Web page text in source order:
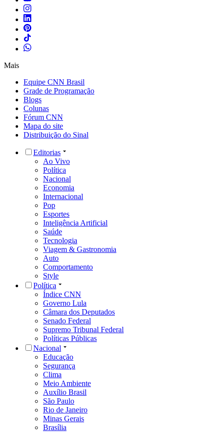
Mais
Equipe CNN Brasil
Grade de Programação
Blogs
Colunas
Fórum CNN
Mapa do site
Distribuição do Sinal
Editorias
Ao Vivo
Política
Nacional
Economia
Internacional
Pop
Esportes
Inteligência Artificial
Saúde
Tecnologia
Viagem & Gastronomia
Auto
Comportamento
Style
Política
Índice CNN
Governo Lula
Câmara dos Deputados
Senado Federal
Supremo Tribunal Federal
Políticas Públicas
Nacional
Educação
Segurança
Clima
Meio Ambiente
Auxílio Brasil
São Paulo
Rio de Janeiro
Minas Gerais
Brasília